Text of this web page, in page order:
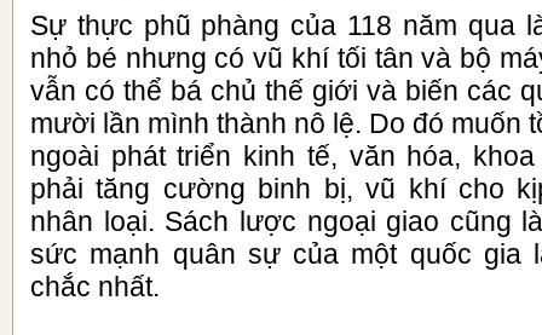
Sự thực phũ phàng của 118 năm qua
nhỏ bé nhưng có vũ khí tối tân và bộ
vẫn có thể bá chủ thế giới và biến các
mười lần mình thành nô lệ. Do đó muốn
ngoài phát triển kinh tế, văn hóa,
phải tăng cường binh bị, vũ khí cho
nhân loại. Sách lược ngoại giao cũng
sức mạnh quân sự của một quốc gia
chắc nhất.